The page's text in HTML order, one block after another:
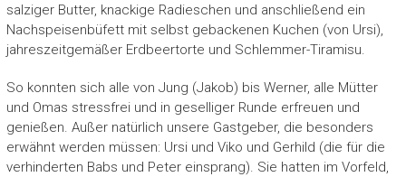
salziger Butter, knackige Radieschen und anschließend ein
Nachspeisenbüfett mit selbst gebackenen Kuchen (von Ursi),
jahreszeitgemäßer Erdbeertorte und Schlemmer-Tiramisu.
So konnten sich alle von Jung (Jakob) bis Werner, alle Mütter
und Omas stressfrei und in geselliger Runde erfreuen und
genießen. Außer natürlich unsere Gastgeber, die besonders
erwähnt werden müssen: Ursi und Viko und Gerhild (die für die
verhinderten Babs und Peter einsprang). Sie hatten im Vorfeld,